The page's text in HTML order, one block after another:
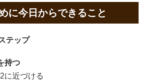
に今日からできること
テップ
持つ
近づける